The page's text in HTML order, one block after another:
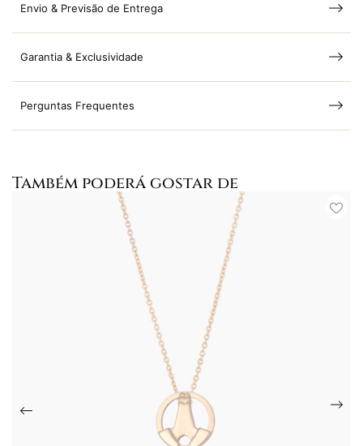
Envio & Previsão de Entrega
Garantia & Exclusividade
Perguntas Frequentes
Também poderá gostar de